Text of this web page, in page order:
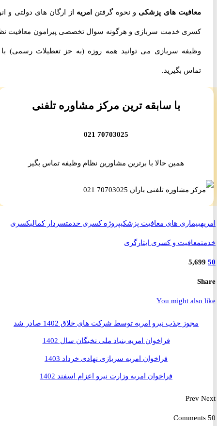
معافیت های پزشکیو نحوه گرفتن امریهاز ارگان های دولتی و انواع
کسری خدمت سربازی و هرگونه سوال تخصصی پیرامون معافیت نظام
وظیفه سربازی می توانید همه روزه (به جز تعطیلات رسمی) با ما
تماس بگیرید.
با سابقه ترین مرکز مشاوره تلفنی
70703025 021
همین حالا با برترین مشاورین نظام وظیفه تماس بگیر
بیماری های معافیت پزشکی پروژه کسری خدمتسردار کمالیکسری
معافیت و کسری ایثارگری
You might
مجوز جذب نیرو امریه توسط شرکت های خلاق 1402 صادر شد
فراخوان امریه بنیاد ملی نخبگان سال 1402
فراخوان امریه سربازی نهادی خرداد 1403
فراخوان امریه وزارت نیرو اعزام اسفند 1402
Prev